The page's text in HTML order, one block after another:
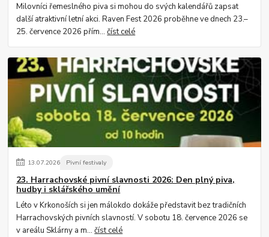
Milovníci řemeslného piva si mohou do svých kalendářů zapsat
další atraktivní letní akci. Raven Fest 2026 proběhne ve dnech 23.–
25. července 2026 přím...číst celé
13.07.2026 Pivní festivaly
23. Harrachovské pivní slavnosti 2026: Den plný piva,
hudby i sklářského umění
Léto v Krkonoších si jen málokdo dokáže představit bez tradičních
Harrachovských pivních slavností. V sobotu 18. července 2026 se
v areálu Sklárny a m...číst celé